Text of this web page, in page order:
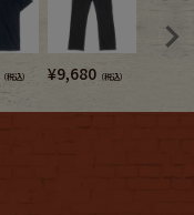
（税込） ¥9,680 （税込）